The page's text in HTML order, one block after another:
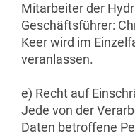
Mitarbeiter der
Geschäftsführer:
Keer wird im
veranlassen.
e) Recht auf
Jede von der
Daten betroffene